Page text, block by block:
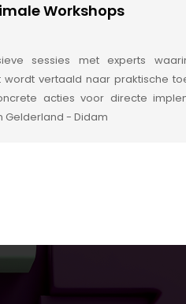
Workshops
sessies met experts
wordt vertaald naar praktische
acties voor directe
Gelderland - Didam